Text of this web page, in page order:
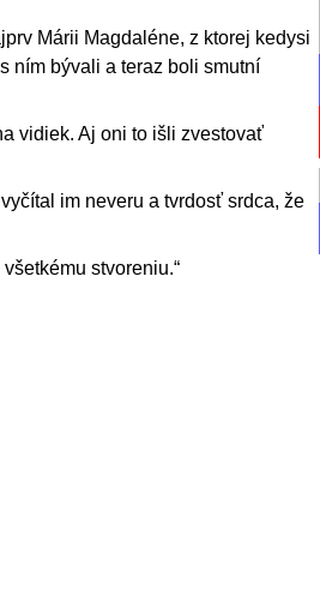
Márii Magdaléne, z ktorej kedysi
ním bývali a teraz boli smutní
vidiek. Aj oni to išli zvestovať
im neveru a tvrdosť srdca, že
stvoreniu.“